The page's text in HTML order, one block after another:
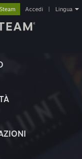
Accedi Lingua